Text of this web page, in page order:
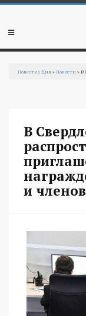
Перейти к основному
Мобильное
Повестка Дня »Новости » В
В
и